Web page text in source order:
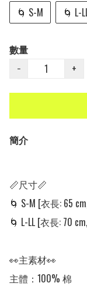
🌀 S-M
🌀 L-
數量
−
+
簡介
📏尺寸📏
🌀 S-M [衣長: 65
🌀 L-LL [衣長: 70
👀主素材👀
主體：100% 棉